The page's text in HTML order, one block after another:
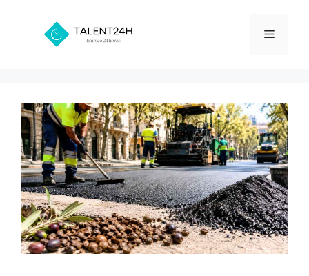
contenido
Menú